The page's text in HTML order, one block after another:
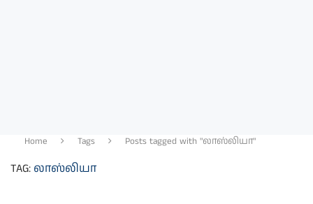
Home Tags Posts tagged with "லாஸ்லியா"
TAG: லாஸ்லியா